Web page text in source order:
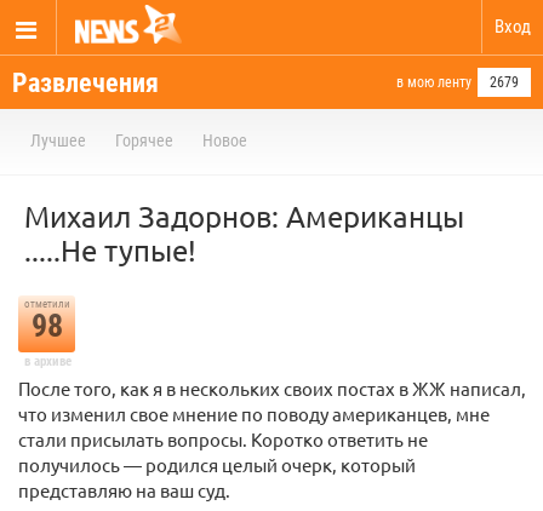
Вход
Развлечения в мою ленту 2679
Лучшее Горячее Новое
Михаил Задорнов: Американцы
.....Не тупые!
отметили
98
в архиве
После того, как я в нескольких своих постах в ЖЖ написал,
что изменил свое мнение по поводу американцев, мне
стали присылать вопросы. Коротко ответить не
получилось — родился целый очерк, который
представляю на ваш суд.